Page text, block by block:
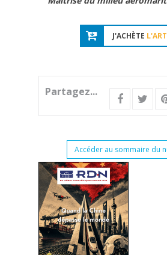
J'ACHÈTE
Partagez...
Accéder au sommaire du